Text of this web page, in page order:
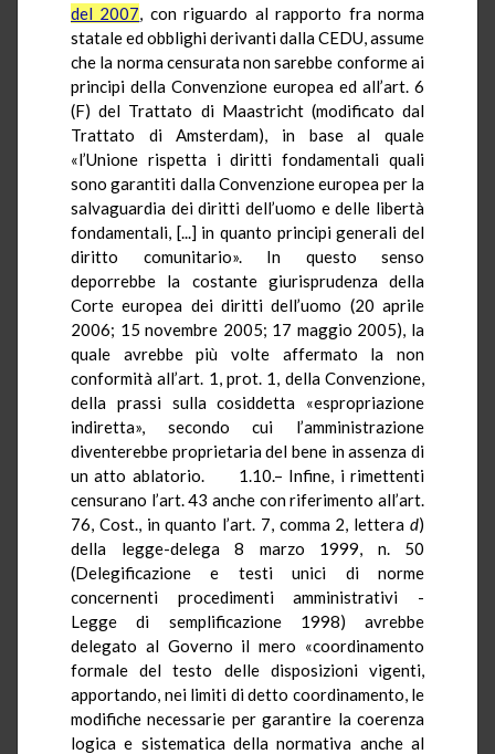
del 2007, con riguardo al rapporto fra norma
statale ed obblighi derivanti dalla CEDU, assume
che la norma censurata non sarebbe conforme ai
principi della Convenzione europea ed all’art. 6
(F) del Trattato di Maastricht (modificato dal
Trattato di Amsterdam), in base al quale
«l’Unione rispetta i diritti fondamentali quali
sono garantiti dalla Convenzione europea per la
salvaguardia dei diritti dell’uomo e delle libertà
fondamentali, [...] in quanto principi generali del
diritto comunitario». In questo senso
deporrebbe la costante giurisprudenza della
Corte europea dei diritti dell’uomo (20 aprile
2006; 15 novembre 2005; 17 maggio 2005), la
quale avrebbe più volte affermato la non
conformità all’art. 1, prot. 1, della Convenzione,
della prassi sulla cosiddetta «espropriazione
indiretta», secondo cui l’amministrazione
diventerebbe proprietaria del bene in assenza di
un atto ablatorio.
1.10.– Infine, i rimettenti
censurano l’art. 43 anche con riferimento all’art.
76, Cost., in quanto l’art. 7, comma 2, lettera d)
della legge-delega 8 marzo 1999, n. 50
(Delegificazione e testi unici di norme
concernenti procedimenti amministrativi -
Legge di semplificazione 1998) avrebbe
delegato al Governo il mero «coordinamento
formale del testo delle disposizioni vigenti,
apportando, nei limiti di detto coordinamento, le
modifiche necessarie per garantire la coerenza
logica e sistematica della normativa anche al